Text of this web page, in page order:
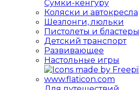
Сумки-кенгуру
Коляски и автокресла
Шезлонги, люльки
Пистолеты и бластеры
Детский транспорт
Развивающее
Настольные игры